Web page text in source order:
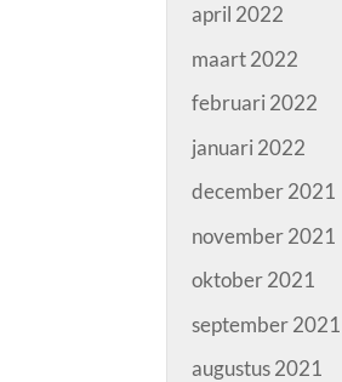
april 2022
maart 2022
februari 2022
januari 2022
december 2021
november 2021
oktober 2021
september 2021
augustus 2021